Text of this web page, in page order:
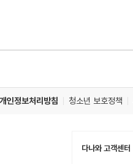
개인정보처리방침 청소년 보호정책
다나와 고객센터